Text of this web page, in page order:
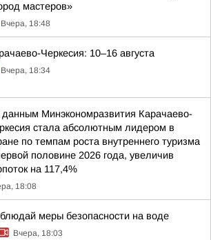
мастеров»
Вчера, 18:48
Черкесия: 10–16 августа
Вчера, 18:34
Минэкономразвития Карачаево-
стала абсолютным лидером в
по темпам роста внутреннего туризма
половине 2026 года, увеличив
на 117,4%
18:08
меры безопасности на воде
Вчера, 18:03